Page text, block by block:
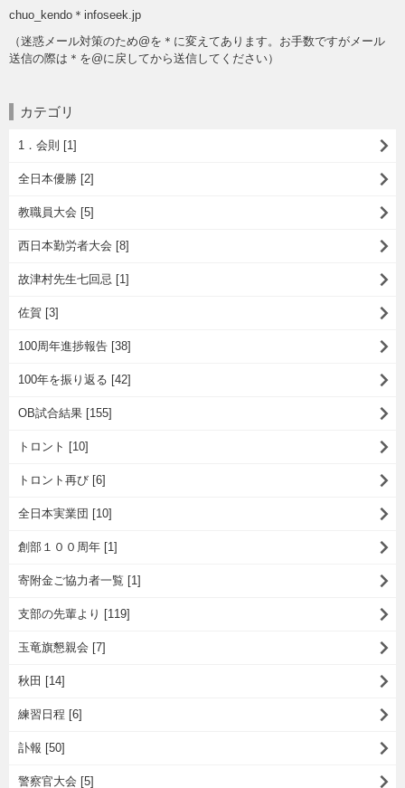
chuo_kendo＊infoseek.jp
（迷惑メール対策のため@を＊に変えてあります。お手数ですがメール
送信の際は＊を@に戻してから送信してください）
カテゴリ
1．会則 [1]
全日本優勝 [2]
教職員大会 [5]
西日本勤労者大会 [8]
故津村先生七回忌 [1]
佐賀 [3]
100周年進捗報告 [38]
100年を振り返る [42]
OB試合結果 [155]
トロント [10]
トロント再び [6]
全日本実業団 [10]
創部１００周年 [1]
寄附金ご協力者一覧 [1]
支部の先輩より [119]
玉竜旗懇親会 [7]
秋田 [14]
練習日程 [6]
訃報 [50]
警察官大会 [5]